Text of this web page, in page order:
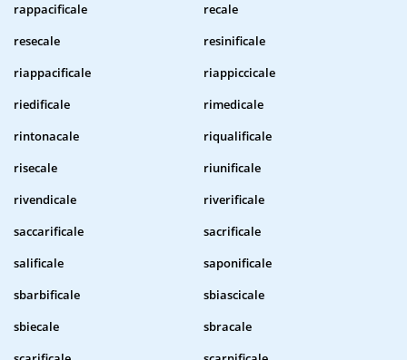
rappacificale
recale
resecale
resinificale
riappacificale
riappiccicale
riedificale
rimedicale
rintonacale
riqualificale
risecale
riunificale
rivendicale
riverificale
saccarificale
sacrificale
salificale
saponificale
sbarbificale
sbiascicale
sbiecale
sbracale